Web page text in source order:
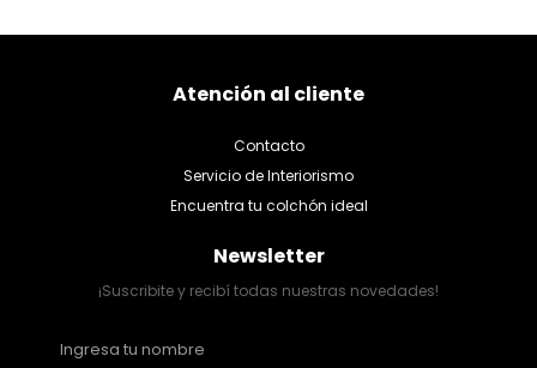
Atención al cliente
Contacto
Servicio de Interiorismo
Encuentra tu colchón ideal
Newsletter
¡Suscribite y recibí todas nuestras novedades!